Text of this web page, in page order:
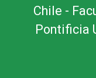
Chile -
Pontificia